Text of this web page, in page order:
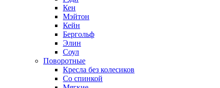
Кен
Мэйтон
Кейн
Бергольф
Элин
Соул
Поворотные
Кресла без колесиков
Со спинкой